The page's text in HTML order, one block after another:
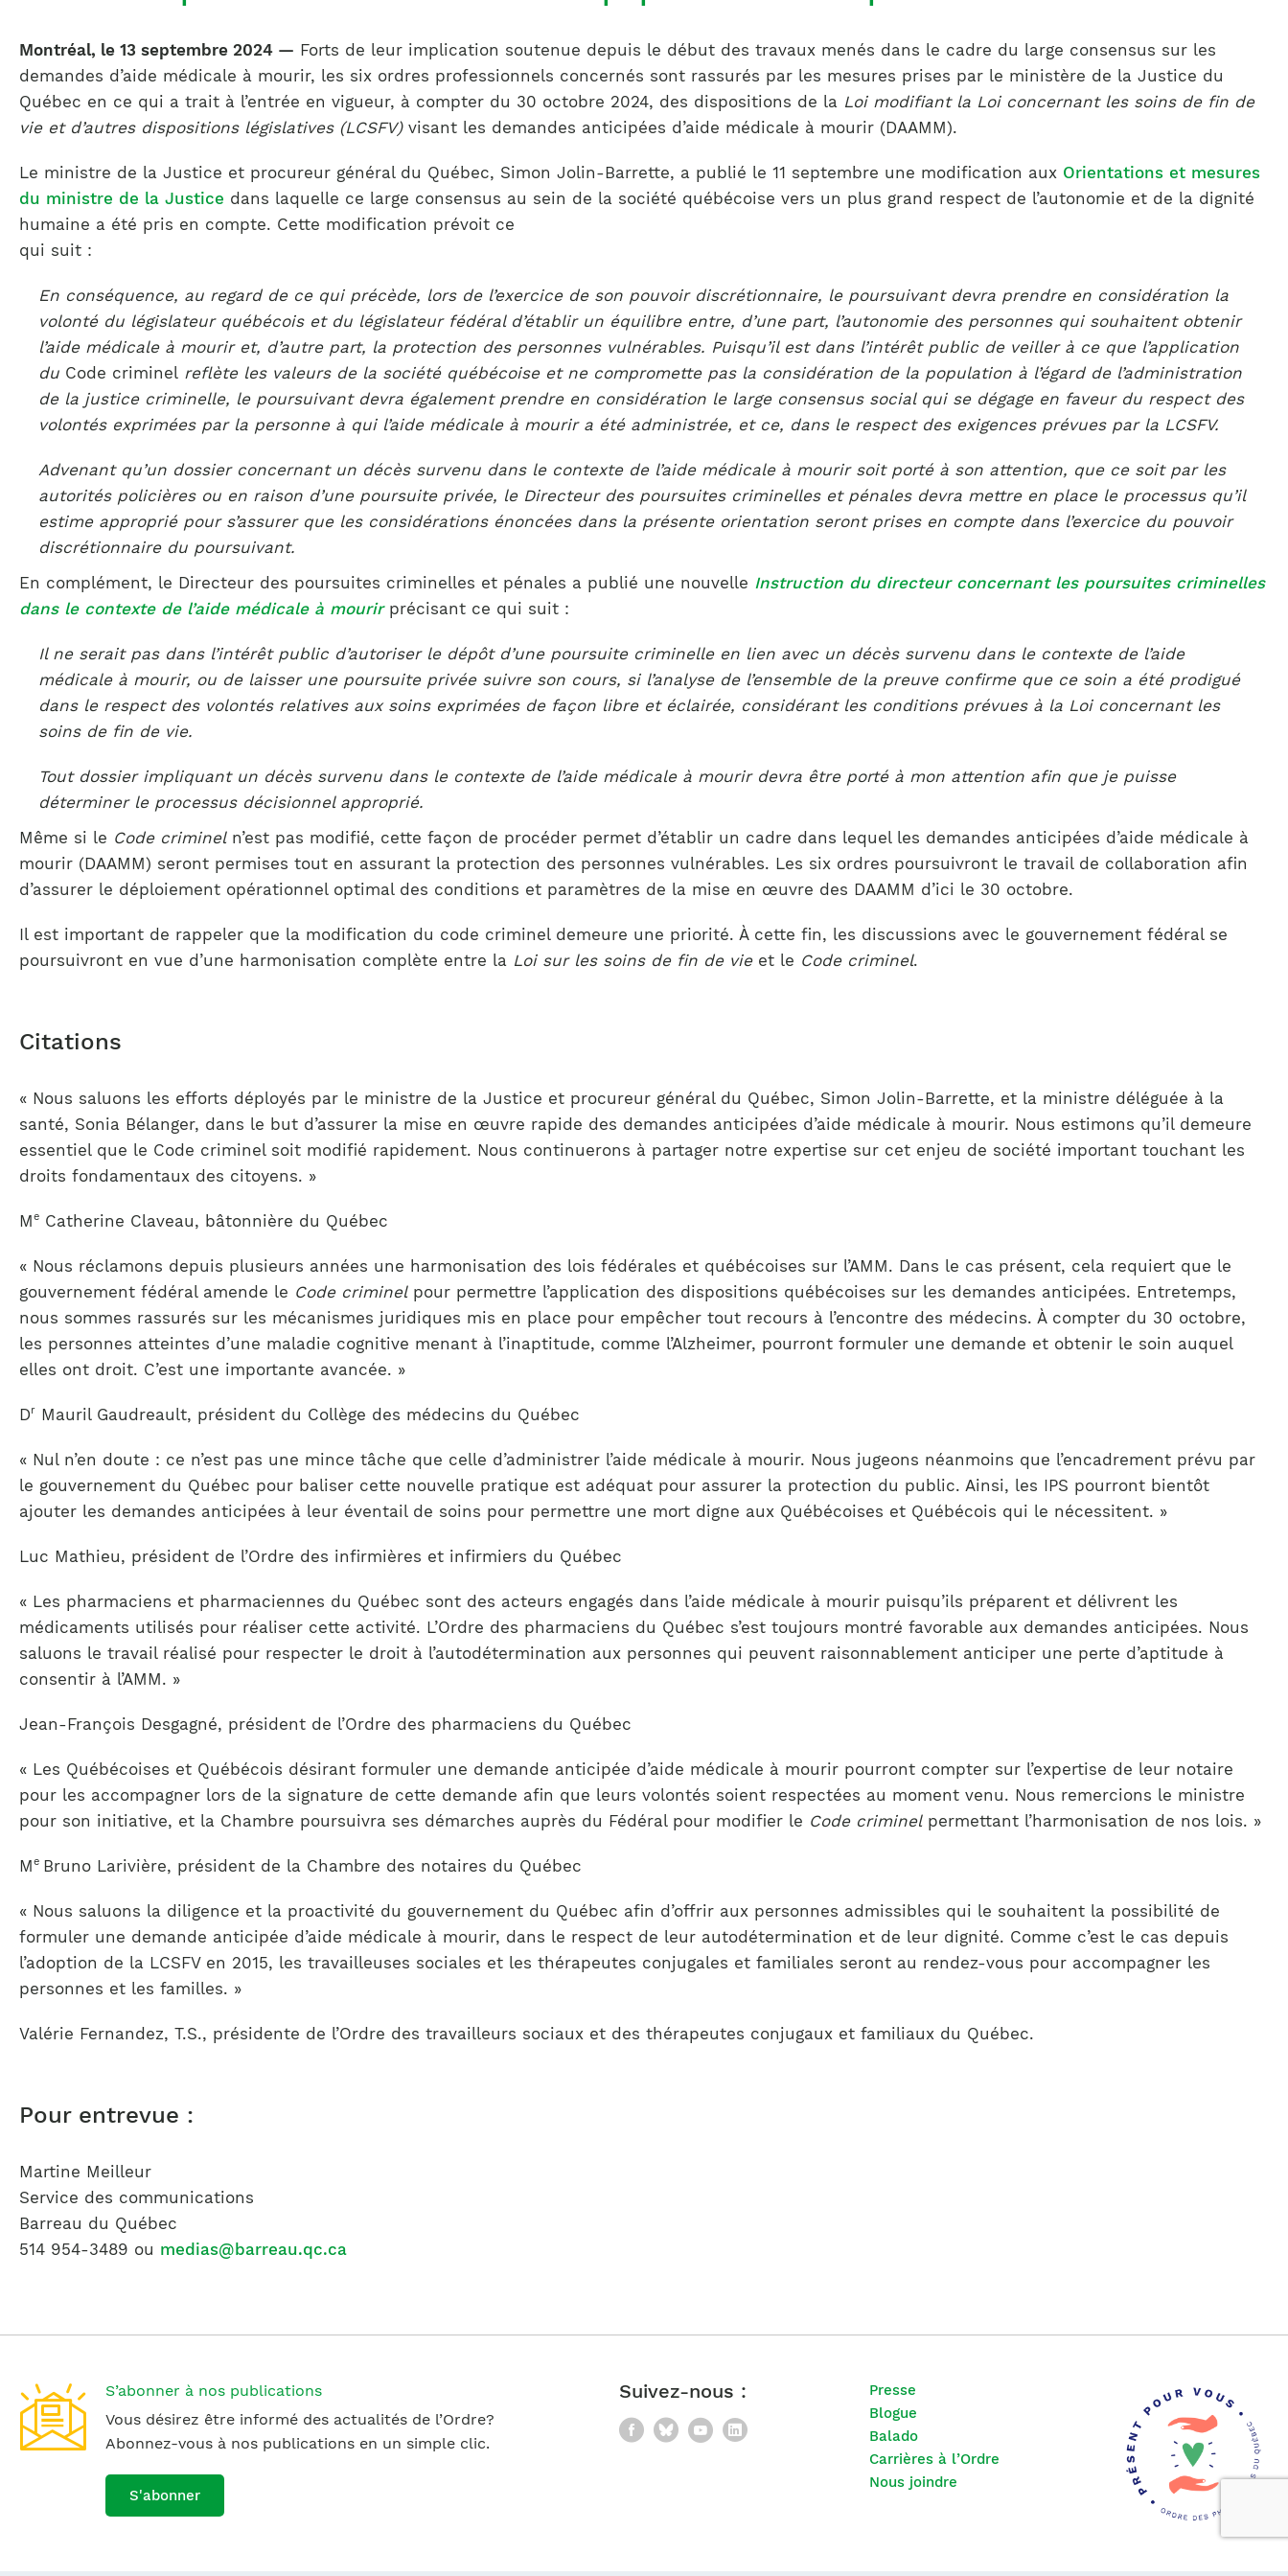
Montréal, le 13 septembre 2024 — Forts de leur implication soutenue depuis le début des travaux menés dans le cadre du large consensus sur les
demandes d’aide médicale à mourir, les six ordres professionnels concernés sont rassurés par les mesures prises par le ministère de la Justice du
Québec en ce qui a trait à l’entrée en vigueur, à compter du 30 octobre 2024, des dispositions de la Loi modifiant la Loi concernant les soins de fin de
vie et d’autres dispositions législatives (LCSFV)visant les demandes anticipées d’aide médicale à mourir (DAAMM).
Le ministre de la Justice et procureur général du Québec, Simon Jolin-Barrette, a publié le 11 septembre une modification aux Orientations et mesures
du ministre de la Justice dans laquelle ce large consensus au sein de la société québécoise vers un plus grand respect de l’autonomie et de la dignité
humaine a été pris en compte. Cette modification prévoit ce
qui suit :
En conséquence, au regard de ce qui précède, lors de l’exercice de son pouvoir discrétionnaire, le poursuivant devra prendre en considération la
volonté du législateur québécois et du législateur fédéral d’établir un équilibre entre, d’une part, l’autonomie des personnes qui souhaitent obtenir
l’aide médicale à mourir et, d’autre part, la protection des personnes vulnérables. Puisqu’il est dans l’intérêt public de veiller à ce que l’application
du Code criminel reflète les valeurs de la société québécoise et ne compromette pas la considération de la population à l’égard de l’administration
de la justice criminelle, le poursuivant devra également prendre en considération le large consensus social qui se dégage en faveur du respect des
volontés exprimées par la personne à qui l’aide médicale à mourir a été administrée, et ce, dans le respect des exigences prévues par la LCSFV.
Advenant qu’un dossier concernant un décès survenu dans le contexte de l’aide médicale à mourir soit porté à son attention, que ce soit par les
autorités policières ou en raison d’une poursuite privée, le Directeur des poursuites criminelles et pénales devra mettre en place le processus qu’il
estime approprié pour s’assurer que les considérations énoncées dans la présente orientation seront prises en compte dans l’exercice du pouvoir
discrétionnaire du poursuivant.
En complément, le Directeur des poursuites criminelles et pénales a publié une nouvelle Instruction du directeur concernant les poursuites criminelles
dans le contexte de l’aide médicale à mourirprécisant ce qui suit :
Il ne serait pas dans l’intérêt public d’autoriser le dépôt d’une poursuite criminelle en lien avec un décès survenu dans le contexte de l’aide
médicale à mourir, ou de laisser une poursuite privée suivre son cours, si l’analyse de l’ensemble de la preuve confirme que ce soin a été prodigué
dans le respect des volontés relatives aux soins exprimées de façon libre et éclairée, considérant les conditions prévues à la Loi concernant les
soins de fin de vie.
Tout dossier impliquant un décès survenu dans le contexte de l’aide médicale à mourir devra être porté à mon attention afin que je puisse
déterminer le processus décisionnel approprié.
Même si le Code crimineln’est pas modifié, cette façon de procéder permet d’établir un cadre dans lequel les demandes anticipées d’aide médicale à
mourir (DAAMM) seront permises tout en assurant la protection des personnes vulnérables. Les six ordres poursuivront le travail de collaboration afin
d’assurer le déploiement opérationnel optimal des conditions et paramètres de la mise en œuvre des DAAMM d’ici le 30 octobre.
Il est important de rappeler que la modification du code criminel demeure une priorité. À cette fin, les discussions avec le gouvernement fédéral se
poursuivront en vue d’une harmonisation complète entre la Loi sur les soins de fin de vieet le Code criminel.
Citations
« Nous saluons les efforts déployés par le ministre de la Justice et procureur général du Québec, Simon Jolin-Barrette, et la ministre déléguée à la
santé, Sonia Bélanger, dans le but d’assurer la mise en œuvre rapide des demandes anticipées d’aide médicale à mourir. Nous estimons qu’il demeure
essentiel que le Code criminel soit modifié rapidement. Nous continuerons à partager notre expertise sur cet enjeu de société important touchant les
droits fondamentaux des citoyens. »
Me Catherine Claveau, bâtonnière du Québec
« Nous réclamons depuis plusieurs années une harmonisation des lois fédérales et québécoises sur l’AMM. Dans le cas présent, cela requiert que le
gouvernement fédéral amende le Code criminelpour permettre l’application des dispositions québécoises sur les demandes anticipées. Entretemps,
nous sommes rassurés sur les mécanismes juridiques mis en place pour empêcher tout recours à l’encontre des médecins. À compter du 30 octobre,
les personnes atteintes d’une maladie cognitive menant à l’inaptitude, comme l’Alzheimer, pourront formuler une demande et obtenir le soin auquel
elles ont droit. C’est une importante avancée. »
Dr Mauril Gaudreault, président du Collège des médecins du Québec
« Nul n’en doute : ce n’est pas une mince tâche que celle d’administrer l’aide médicale à mourir. Nous jugeons néanmoins que l’encadrement prévu par
le gouvernement du Québec pour baliser cette nouvelle pratique est adéquat pour assurer la protection du public. Ainsi, les IPS pourront bientôt
ajouter les demandes anticipées à leur éventail de soins pour permettre une mort digne aux Québécoises et Québécois qui le nécessitent. »
Luc Mathieu, président de l’Ordre des infirmières et infirmiers du Québec
« Les pharmaciens et pharmaciennes du Québec sont des acteurs engagés dans l’aide médicale à mourir puisqu’ils préparent et délivrent les
médicaments utilisés pour réaliser cette activité. L’Ordre des pharmaciens du Québec s’est toujours montré favorable aux demandes anticipées. Nous
saluons le travail réalisé pour respecter le droit à l’autodétermination aux personnes qui peuvent raisonnablement anticiper une perte d’aptitude à
consentir à l’AMM. »
Jean-François Desgagné, président de l’Ordre des pharmaciens du Québec
« Les Québécoises et Québécois désirant formuler une demande anticipée d’aide médicale à mourir pourront compter sur l’expertise de leur notaire
pour les accompagner lors de la signature de cette demande afin que leurs volontés soient respectées au moment venu. Nous remercions le ministre
pour son initiative, et la Chambre poursuivra ses démarches auprès du Fédéral pour modifier le Code criminelpermettant l’harmonisation de nos lois. »
Me Bruno Larivière, président de la Chambre des notaires du Québec
« Nous saluons la diligence et la proactivité du gouvernement du Québec afin d’offrir aux personnes admissibles qui le souhaitent la possibilité de
formuler une demande anticipée d’aide médicale à mourir, dans le respect de leur autodétermination et de leur dignité. Comme c’est le cas depuis
l’adoption de la LCSFV en 2015, les travailleuses sociales et les thérapeutes conjugales et familiales seront au rendez-vous pour accompagner les
personnes et les familles. »
Valérie Fernandez, T.S., présidente de l’Ordre des travailleurs sociaux et des thérapeutes conjugaux et familiaux du Québec.
Pour entrevue :
Martine Meilleur
Service des communications
Barreau du Québec
514 954-3489 ou medias@barreau.qc.ca
S’abonner à nos publications
Vous désirez être informé des actualités de l’Ordre?
Abonnez-vous à nos publications en un simple clic.
S'abonner
Suivez-nous :
Facebook
BlueskyYouTube
LinkedIn
Presse
Blogue
Balado
Carrières à l’Ordre
Nous joindre